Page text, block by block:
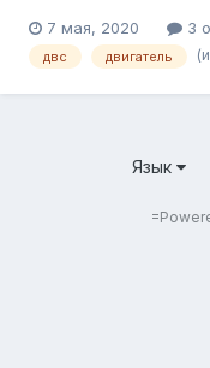
7 мая, 2020
3
двс двигатель
Язык
=